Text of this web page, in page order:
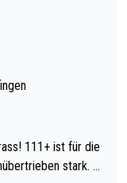
die
stark. U